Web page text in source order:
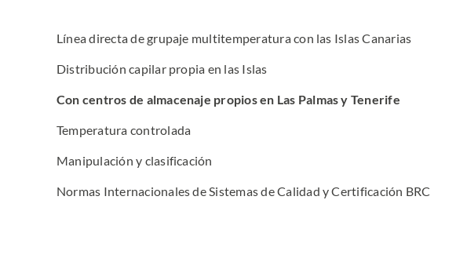
Línea directa de grupaje multitemperatura con las Islas Canarias
Distribución capilar propia en las Islas
Con centros de almacenaje propios en Las Palmas y Tenerife
Temperatura controlada
Manipulación y clasificación
Normas Internacionales de Sistemas de Calidad y Certificación BRC